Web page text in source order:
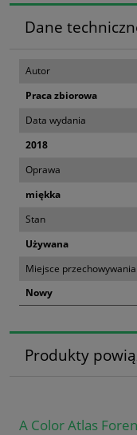
Dane
Autor
Praca zbiorowa
Data wydania
2018
Oprawa
miękka
Stan
Używana
Miejsce przechowywania
Nowy
Produkty
A Color Atlas